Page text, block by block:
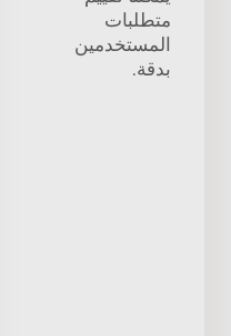
متطلبات
المستخدمين
بدقة.